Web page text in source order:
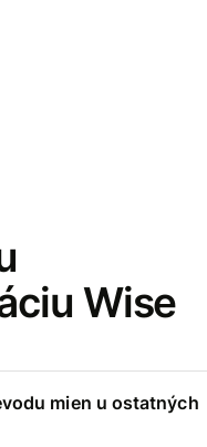
Wise
mien u ostatných